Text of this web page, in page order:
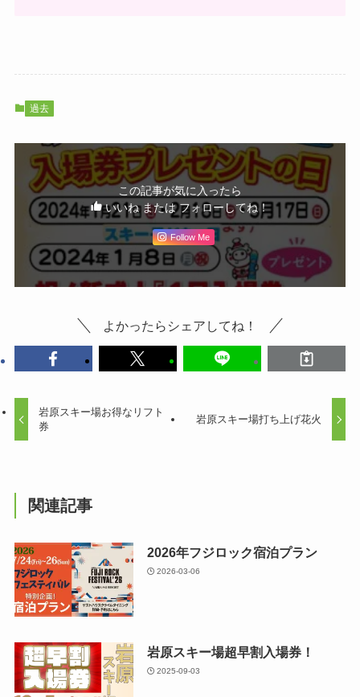
過去
この記事が気に入ったら
いいね または フォローしてね！
Follow Me
よかったらシェアしてね！
岩原スキー場お得なリフト
券
岩原スキー場打ち上げ花火
関連記事
2026年フジロック宿泊プラン
2026-03-06
岩原スキー場超早割入場券！
2025-09-03